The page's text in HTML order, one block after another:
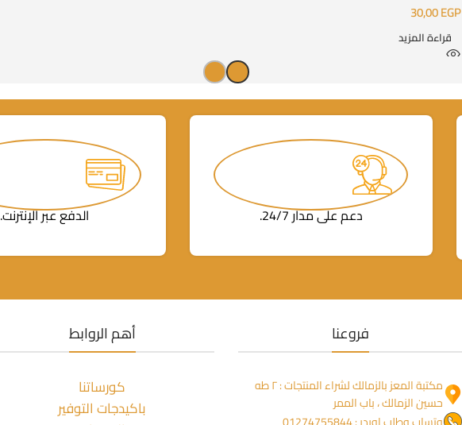
30,00EGP
قراءة المزيد
دعم على مدار 24/7. الدفع عبر الإنترنت.
أهم الروابط
كورساتنا
باكيدجات التوفير
فروعنا
مكتبة المعز بالزمالك لشراء المنتجات : ٢ طه
حسين الزمالك ، باب الممر